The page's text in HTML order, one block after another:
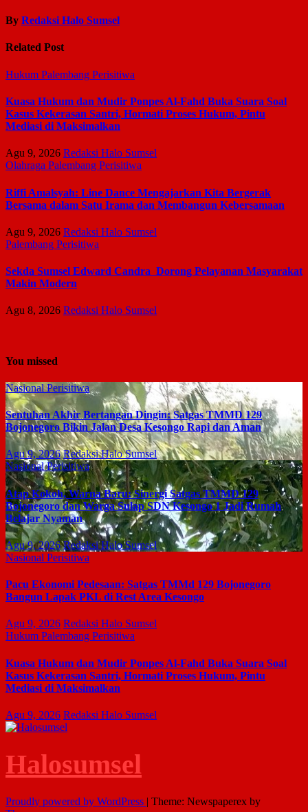
By Redaksi Halo Sumsel
Related Post
Hukum Palembang Perisitiwa
Kuasa Hukum dan Mudir Ponpes Al-Fahd Buka Suara Soal
Kasus Kekerasan Santri, Hormati Proses Hukum, Pintu
Mediasi di Maksimalkan
Agu 9, 2026 Redaksi Halo Sumsel
Olahraga Palembang Perisitiwa
Riffi Amalsyah: Line Dance Mengajarkan Kita Bergerak
Bersama dalam Satu Irama dan Membangun Kebersamaan
Agu 9, 2026 Redaksi Halo Sumsel
Palembang Perisitiwa
Sekda Sumsel Edward Candra Dorong Pelayanan Masyarakat
Makin Modern
Agu 8, 2026 Redaksi Halo Sumsel
You missed
NasionalPerisitiwa
Sentuhan Akhir Bertangan Dingin: Satgas TMMD 129
Bojonegoro Bikin Jalan Desa Kesongo Rapi dan Aman
Agu 9, 2026 Redaksi Halo Sumsel
NasionalPerisitiwa
Atap Kokoh, Warna Baru: Sinergi Satgas TMMD 129
Bojonegoro dan Warga Sulap SDN Kesongo 1 Jadi Rumah
Belajar Nyaman
Agu 9, 2026 Redaksi Halo Sumsel
Nasional Perisitiwa
Pacu Ekonomi Pedesaan: Satgas TMMd 129 Bojonegoro
Bangun Lapak PKL di Rest Area Kesongo
Agu 9, 2026 Redaksi Halo Sumsel
Hukum Palembang Perisitiwa
Kuasa Hukum dan Mudir Ponpes Al-Fahd Buka Suara Soal
Kasus Kekerasan Santri, Hormati Proses Hukum, Pintu
Mediasi di Maksimalkan
Agu 9, 2026 Redaksi Halo Sumsel
Halosumsel
Proudly powered by WordPress | Theme: Newspaperex by